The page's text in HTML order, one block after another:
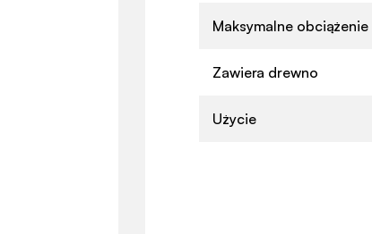
Maksymalne obciążenie
Zawiera drewno
Użycie